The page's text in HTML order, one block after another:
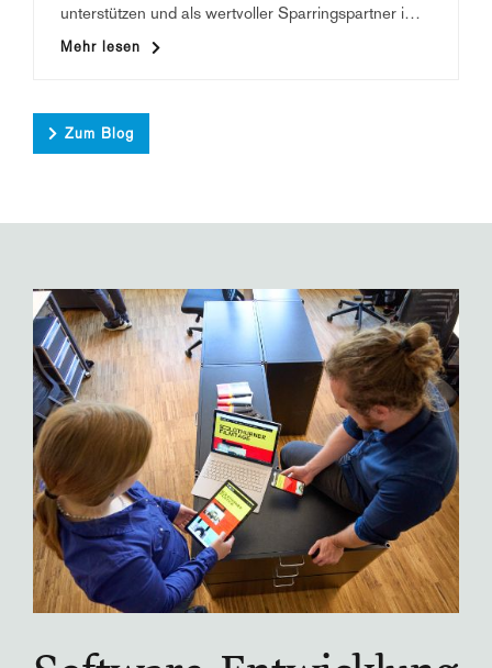
unterstützen und als wertvoller Sparringspartner im
UX-Design dienen können. Doch wie sieht es dort
aus, wo Projekte gesteuert, Budgets verwaltet und
Im dritten Teil werfen wir einen Blick auf das
es, den berüchtigten «Zahlensalat» durch AI
geniessbarer zu machen. Parallel dazu wurde
Stunden entstand ein funktionsfähiges Hilfstool, um
abzugleichen und zu synchronisieren.
Mehr lesen
Zum Blog